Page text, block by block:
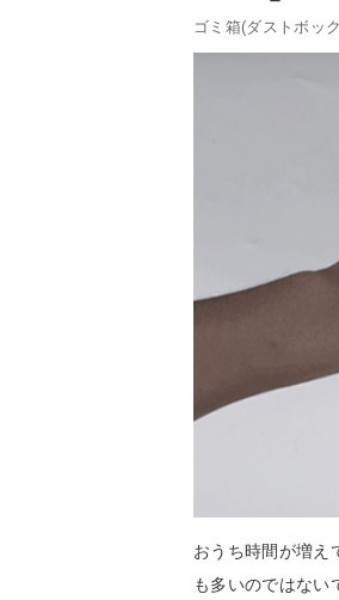
ゴミ箱(ダストボッ
おうち時間が増え
も多いのではない